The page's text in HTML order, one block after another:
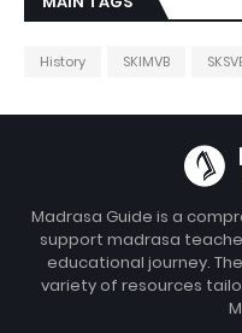
History SKIMVB
Madrasa Guide is a
support madrasa
educational journey.
variety of resources